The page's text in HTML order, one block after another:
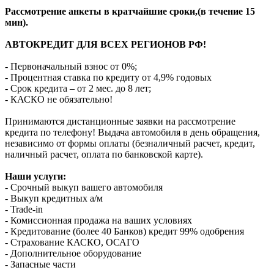
Рассмотрение анкеты в кратчайшие сроки,(в течение 15
мин).
АВТОКРЕДИТ ДЛЯ ВСЕХ РЕГИОНОВ РФ!
- Первоначальный взнос от 0%;
- Процентная ставка по кредиту от 4,9% годовых
- Срок кредита – от 2 мес. до 8 лет;
- КАСКО не обязательно!
Принимаются дистанционные заявки на рассмотрение
кредита по телефону! Выдача автомобиля в день обращения,
независимо от формы оплаты (безналичный расчет, кредит,
наличный расчет, оплата по банковской карте).
Наши услуги:
- Срочный выкуп вашего автомобиля
- Выкуп кредитных а/м
- Trade-in
- Комиссионная продажа на ваших условиях
- Кредитование (более 40 Банков) кредит 99% одобрения
- Страхование КАСКО, ОСАГО
- Дополнительное оборудование
- Запасные части